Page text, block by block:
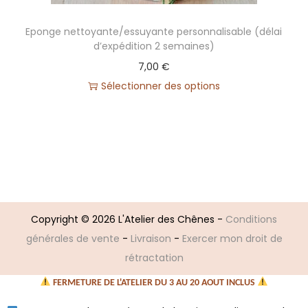
Eponge nettoyante/essuyante personnalisable (délai
d’expédition 2 semaines)
7,00 €
Sélectionner des options
Copyright © 2026 L'Atelier des Chênes - Conditions
générales de vente - Livraison - Exercer mon droit de
rétractation
FERMETURE DE L'ATELIER DU 3 AU 20 AOUT INCLUS